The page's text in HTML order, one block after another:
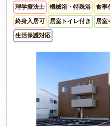
理学療法士 機械浴・特殊浴 食事
終身入居可 居室トイレ付き 居室
生活保護対応